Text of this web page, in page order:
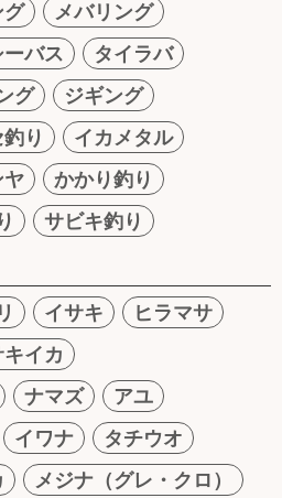
グ
メバリング
バス
タイラバ
グ
ジギング
り
イカメタル
ヤ
かかり釣り
サビキ釣り
イサキ
ヒラマサ
イカ
ナマズ
アユ
イワナ
タチウオ
メジナ（グレ・クロ）